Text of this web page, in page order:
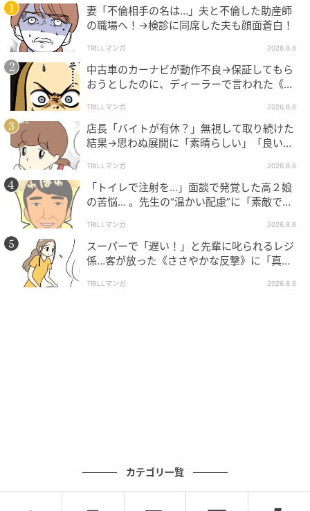
妻「不倫相手の名は…」夫と不倫した助産師
の職場へ！→検診に同席した夫も顔面蒼白！
TRILLマンガ 2026.8.6
中古車のカーナビが動作不良→保証してもら
おうとしたのに、ディーラーで言われた《事
TRILLマンガ 2026.8.6
店長「バイトが有休？」無視して取り続けた
結果→思わぬ展開に「素晴らしい」「良いこ
TRILLマンガ 2026.8.6
「トイレで注射を…」面談で発覚した高２娘
の苦悩… 。先生の“温かい配慮”に「素敵です
TRILLマンガ 2026.8.6
スーパーで「遅い！」と先輩に叱られるレジ
係…客が放った《ささやかな反撃》に「真似
TRILLマンガ 2026.8.6
カテゴリ一覧